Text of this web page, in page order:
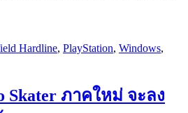
Hardline, PlayStation, Windows,
Skater ภาคใหม่ จะลง